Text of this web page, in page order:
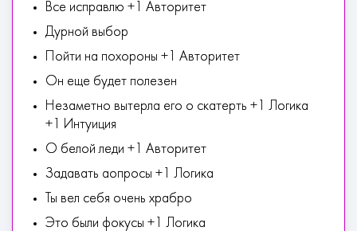
Все исправлю +1 Авторитет
Дурной выбор
Пойти на похороны +1 Авторитет
Он еще будет полезен
Незаметно вытерла его о скатерть +1 Логика
+1 Интуиция
О белой леди +1 Авторитет
Задавать аопросы +1 Логика
Ты вел себя очень храбро
Это были фокусы +1 Логика